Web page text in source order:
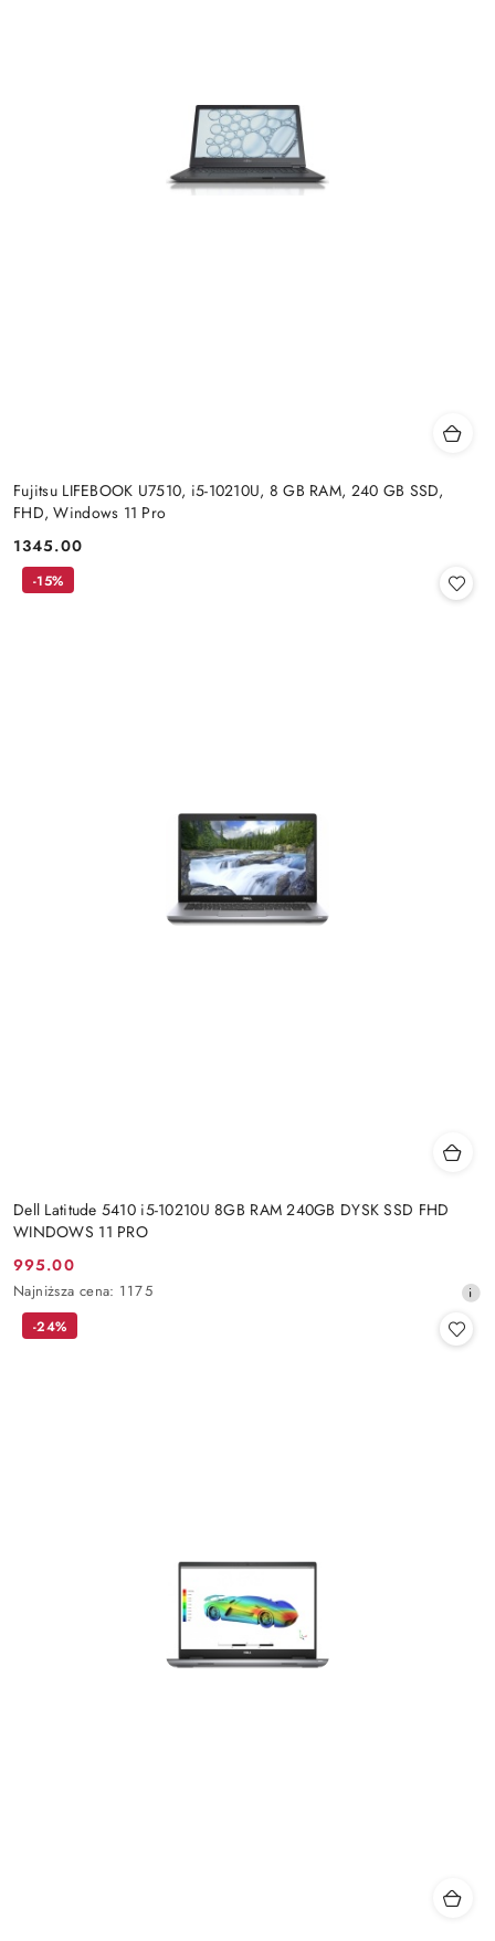
Fujitsu LIFEBOOK U7510, i5-10210U, 8 GB RAM, 240 GB SSD,
FHD, Windows 11 Pro
Cena:
1345.00
Dell Latitude 5410 i5-10210U 8GB RAM 240GB DYSK SSD FHD
WINDOWS 11 PRO
Cena
promocyjna:
995.00
Najniższa
cena
Najniższa cena: 1175
-15%
-24%